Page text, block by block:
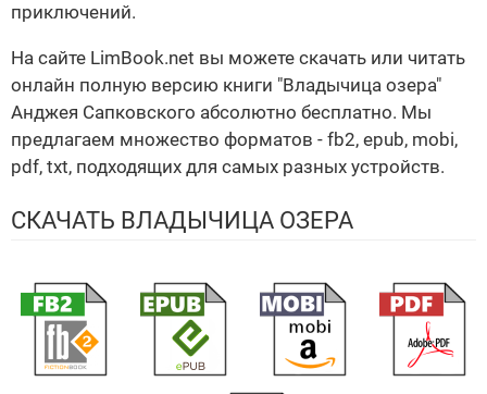
приключений.
На сайте LimBook.net вы можете скачать или читать
онлайн полную версию книги "Владычица озера"
Анджея Сапковского абсолютно бесплатно. Мы
предлагаем множество форматов - fb2, epub, mobi,
pdf, txt, подходящих для самых разных устройств.
СКАЧАТЬ ВЛАДЫЧИЦА ОЗЕРА